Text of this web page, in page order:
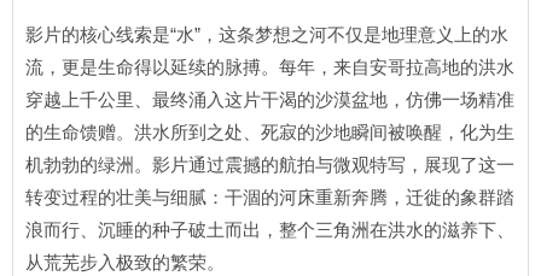
影片的核心线索是“水”，这条梦想之河不仅是地理意义上的水
流，更是生命得以延续的脉搏。每年，来自安哥拉高地的洪水
穿越上千公里、最终涌入这片干渴的沙漠盆地，仿佛一场精准
的生命馈赠。洪水所到之处、死寂的沙地瞬间被唤醒，化为生
机勃勃的绿洲。影片通过震撼的航拍与微观特写，展现了这一
转变过程的壮美与细腻：干涸的河床重新奔腾，迁徙的象群踏
浪而行、沉睡的种子破土而出，整个三角洲在洪水的滋养下、
从荒芜步入极致的繁荣。